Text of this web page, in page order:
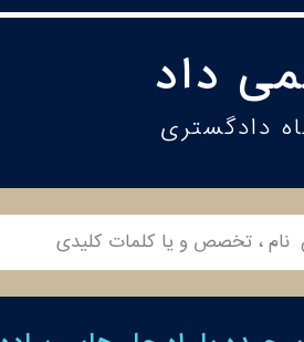
داد
دادگستری